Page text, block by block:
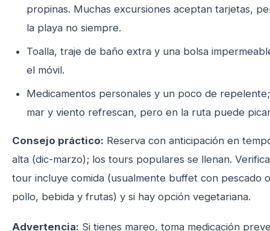
propinas. Muchas excursiones aceptan tarjetas,
la playa no siempre.
Toalla, traje de baño extra y una bolsa
el móvil.
Medicamentos personales y un poco de
mar y viento refrescan, pero en la ruta puede
Consejo práctico: Reserva con anticipación en
alta (dic-marzo); los tours populares se llenan.
tour incluye comida (usualmente buffet con pescado o
pollo, bebida y frutas) y si hay opción vegetariana.
Advertencia: Si tienes mareo, toma medicación